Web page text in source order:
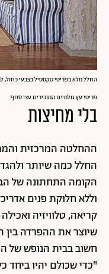
החלל מלא בפריטי טקסטיל בצבעי כחול,
פריטי עץ גולמיים המזכירים עצי סחף
בלי מחיצות
ההחלטה המרכזית
החלל כמה שיותר
הקומה התחתונה של
וללא חלוקת פנים
קריאה, טלוויזיה
שיוצר את ההפרדה בין
חשוב בבית הנופש של
"כדי שכולם יהיו ביחד